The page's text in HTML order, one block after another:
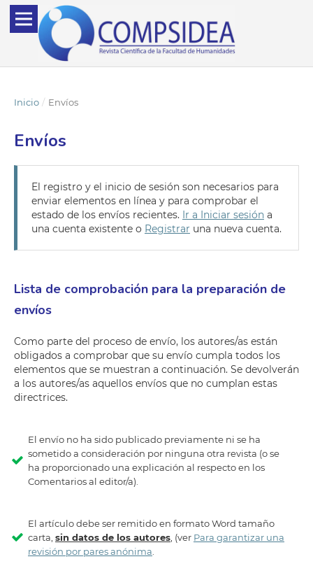
Inicio / Envíos
Envíos
El registro y el inicio de sesión son necesarios para
enviar elementos en línea y para comprobar el
estado de los envíos recientes. Ir a Iniciar sesióna
una cuenta existente o Registrar una nueva cuenta.
Lista de comprobación para la preparación de
envíos
Como parte del proceso de envío, los autores/as están
obligados a comprobar que su envío cumpla todos los
elementos que se muestran a continuación. Se devolverán
a los autores/as aquellos envíos que no cumplan estas
directrices.
El envío no ha sido publicado previamente ni se ha
sometido a consideración por ninguna otra revista (o se
ha proporcionado una explicación al respecto en los
Comentarios al editor/a).
El artículo debe ser remitido en formato Word tamaño
carta, sin datos de los autores, (ver Para garantizar una
revisión por pares anónima